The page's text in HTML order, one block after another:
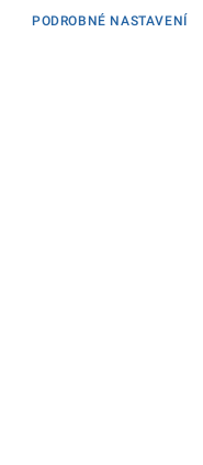
PODROBNÉ NASTAVENÍ